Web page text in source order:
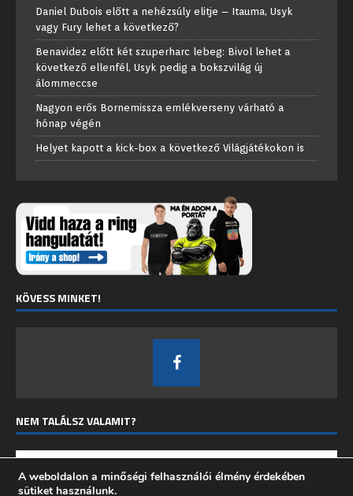
Daniel Dubois előtt a nehézsúly elitje – Itauma, Usyk
vagy Fury lehet a következő?
Benavidez előtt két szuperharc lebeg: Bivol lehet a
következő ellenfél, Usyk pedig a bokszvilág új
álommeccse
Nagyon erős Bornemissza emlékverseny várható a
hónap végén
Helyet kapott a kick-box a következő Világjátékokon is
KÖVESS MINKET!
NEM TALÁLSZ VALAMIT?
A weboldalon a minőségi felhasználói élmény érdekében
sütiket használunk.